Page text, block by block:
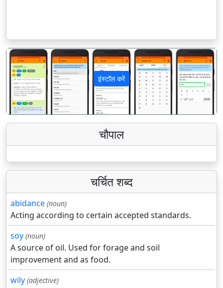
इंस्टॉल करें
पिछला अगला
चौपाल
चर्चित शब्द
abidance (noun)
Acting according to certain accepted standards.
soy (noun)
A source of oil. Used for forage and soil
improvement and as food.
wily (adjective)